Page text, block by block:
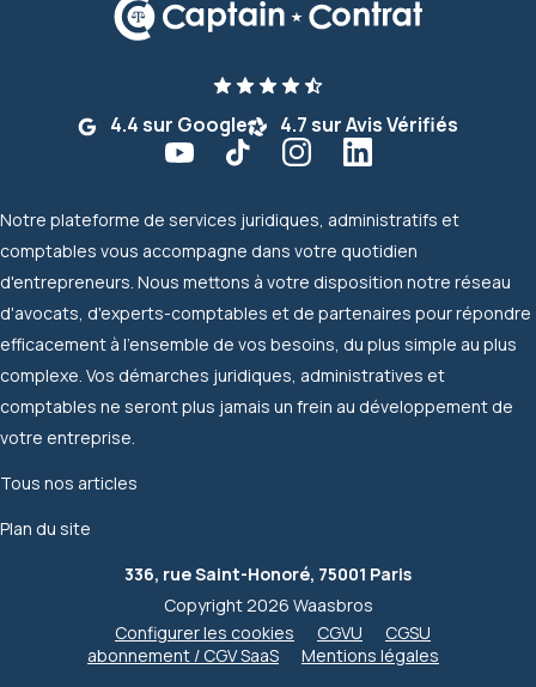
4.4 sur Google 4.7 sur Avis Vérifiés
Notre plateforme de services juridiques, administratifs et
comptables vous accompagne dans votre quotidien
d'entrepreneurs. Nous mettons à votre disposition notre réseau
d'avocats, d'experts-comptables et de partenaires pour répondre
efficacement à l'ensemble de vos besoins, du plus simple au plus
complexe. Vos démarches juridiques, administratives et
comptables ne seront plus jamais un frein au développement de
votre entreprise.
Tous nos articles
Plan du site
336, rue Saint-Honoré, 75001 Paris
Copyright 2026 Waasbros
Configurer les cookies
CGVU
CGSU
abonnement / CGV SaaS
Mentions légales